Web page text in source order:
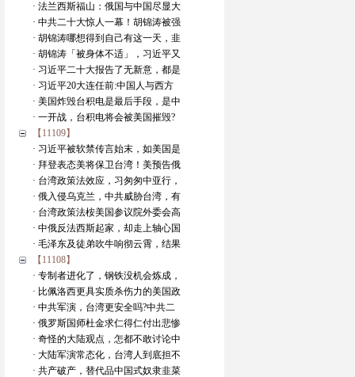
· 法兰西斯福山：俄国与中国尽显大
· 中共二十大惊人一幕！胡锦涛被强
· 胡锦涛哪想得到自己有这一天，韭
· 胡锦涛「被身体不适」，习近平又
· 习近平二十大报告了无新意，都是
· 习近平20大连任前:中国人与西方
· 美国炸毁台积电是最后手段，是中
· 一开战，台积电将会被美国摧毁?
【11109】
· 习近平被软禁传言始末，如美国是
· 拜登表态美将保卫台湾！美预告俄
· 台湾政策法效应，习匆匆中亚行，
· 俄入侵乌克兰，中共威胁台湾，有
· 台湾政策法桉美国参议院外委会高
· 中俄反法西斯起家，却走上轴心国
· 毛泽东及徒弟吹牛响彻云霄，结果
【11108】
· 专制者进化了，钢铁没机会炼成，
· 比佩洛西更具实质杀伤力的美国政
· 中共军演，台湾更安全吗?中共二
· 俄罗斯国师杜金求仁得仁付出悲惨
· 奇怪的大陆观点，怎都不敢讨论中
· 大陆军演常态化，台湾人到底担不
· 共产破产，替代品中国式奴隶韭菜